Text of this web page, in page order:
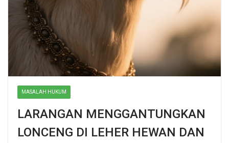
MASALAH HUKUM
LARANGAN MENGGANTUNGKAN
LONCENG DI LEHER HEWAN DAN